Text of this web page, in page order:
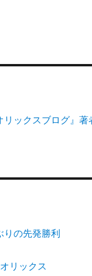
リックスブログ』著
りの先発勝利
リックス